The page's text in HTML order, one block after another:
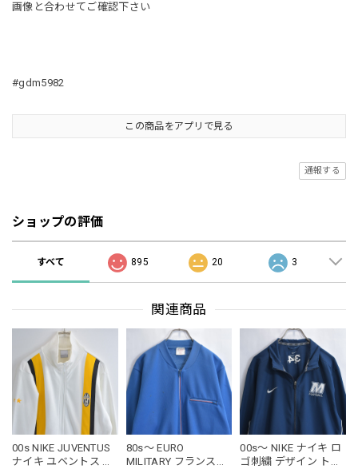
画像と合わせてご確認下さい
#gdm5982
この商品をアプリで見る
通報する
ショップの評価
すべて 895 20 3
関連商品
00s NIKE JUVENTUS
ナイキ ユベントス ト
80s～ EURO
MILITARY フランス軍
00s～ NIKE ナイキ ロ
ゴ刺繍 デザイン トラ